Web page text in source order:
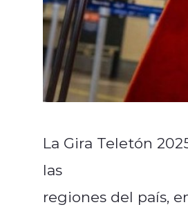
La Gira Teletón
las
regiones del país,